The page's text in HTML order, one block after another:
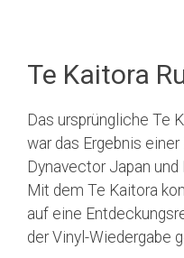
Te Kaitora
Das ursprüngliche Te
war das Ergebnis
Dynavector Japan
Mit dem Te Kaitora
auf eine
der Vinyl-Wiedergabe